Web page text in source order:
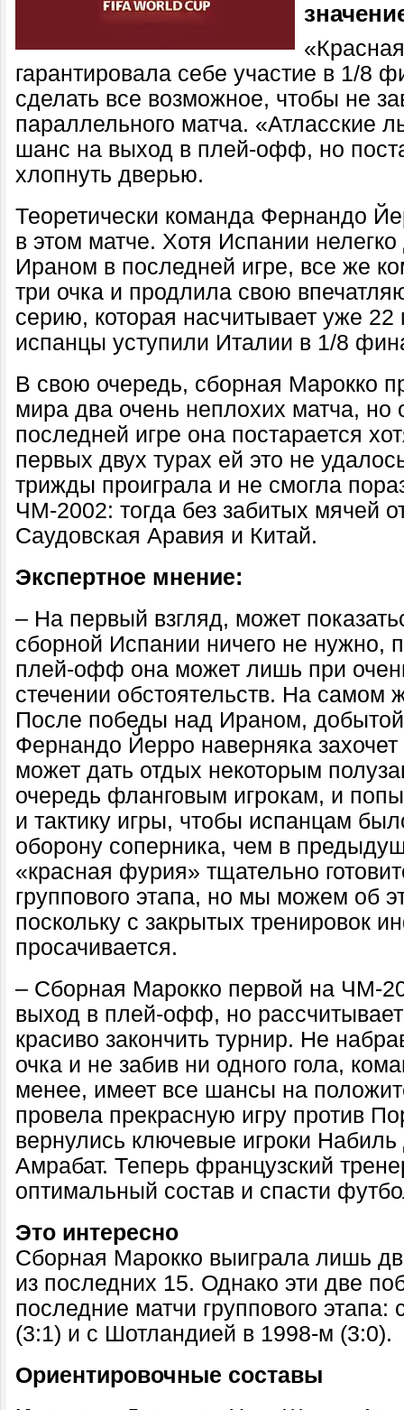
гарантировала себе участие в 1/8
сделать все возможное, чтобы не
параллельного матча. «Атласские
шанс на выход в плей-офф, но
хлопнуть дверью.
Теоретически команда Фернандо
в этом матче. Хотя Испании
Ираном в последней игре, все же
три очка и продлила свою
серию, которая насчитывает уже
испанцы уступили Италии в 1/8
В свою очередь, сборная Марокко
мира два очень неплохих матча, но
последней игре она постарается
первых двух турах ей это не
трижды проиграла и не смогла
ЧМ-2002: тогда без забитых мячей
Саудовская Аравия и Китай.
Экспертное мнение:
– На первый взгляд, может
сборной Испании ничего не нужно,
плей-офф она может лишь при
стечении обстоятельств. На самом
После победы над Ираном,
Фернандо Йерро наверняка
может дать отдых некоторым
очередь фланговым игрокам, и
и тактику игры, чтобы испанцам
оборону соперника, чем в
«красная фурия» тщательно
группового этапа, но мы можем об
поскольку с закрытых тренировок
просачивается.
– Сборная Марокко первой на ЧМ-
выход в плей-офф, но
красиво закончить турнир. Не
очка и не забив ни одного гола,
менее, имеет все шансы на
провела прекрасную игру против
вернулись ключевые игроки
Амрабат. Теперь французский
оптимальный состав и спасти
Это интересно
Сборная Марокко выиграла лишь
из последних 15. Однако эти две
последние матчи группового этапа:
(3:1) и с Шотландией в 1998-м (3:0).
Ориентировочные составы